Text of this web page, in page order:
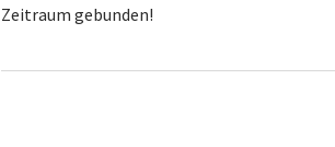
Zeitraum gebunden!